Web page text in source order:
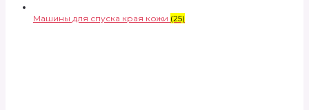
Машины для спуска края кожи (25)